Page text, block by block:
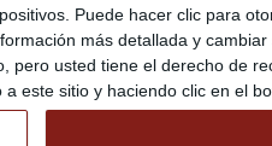
Puede hacer clic para
más detallada y
usted tiene el derecho de
sitio y haciendo clic en el